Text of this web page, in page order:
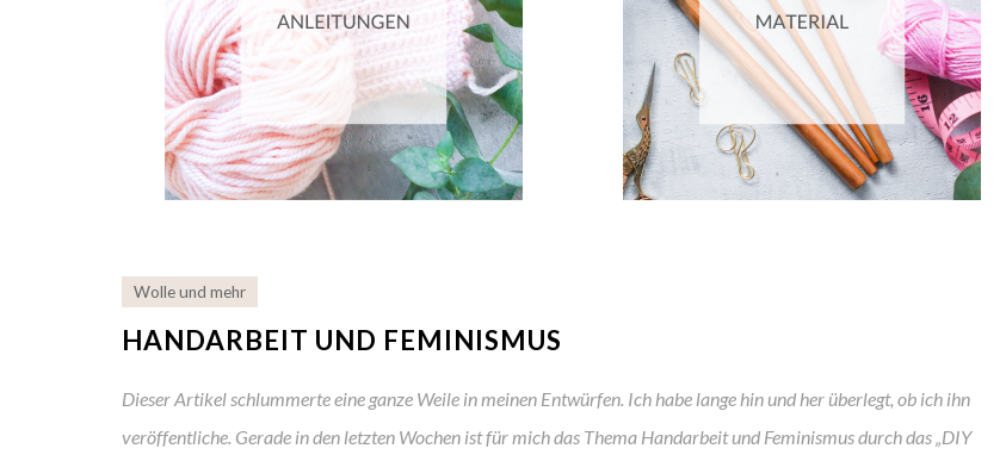
Wolle und mehr
HANDARBEIT UND FEMINISMUS
Dieser Artikel schlummerte eine ganze Weile in meinen Entwürfen. Ich habe lange hin und her überlegt, ob ich ihn
veröffentliche. Gerade in den letzten Wochen ist für mich das Thema Handarbeit und Feminismus durch das „DIY